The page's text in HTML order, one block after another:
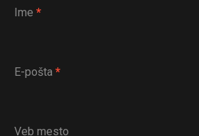
Ime *
E-pošta *
Veb mesto